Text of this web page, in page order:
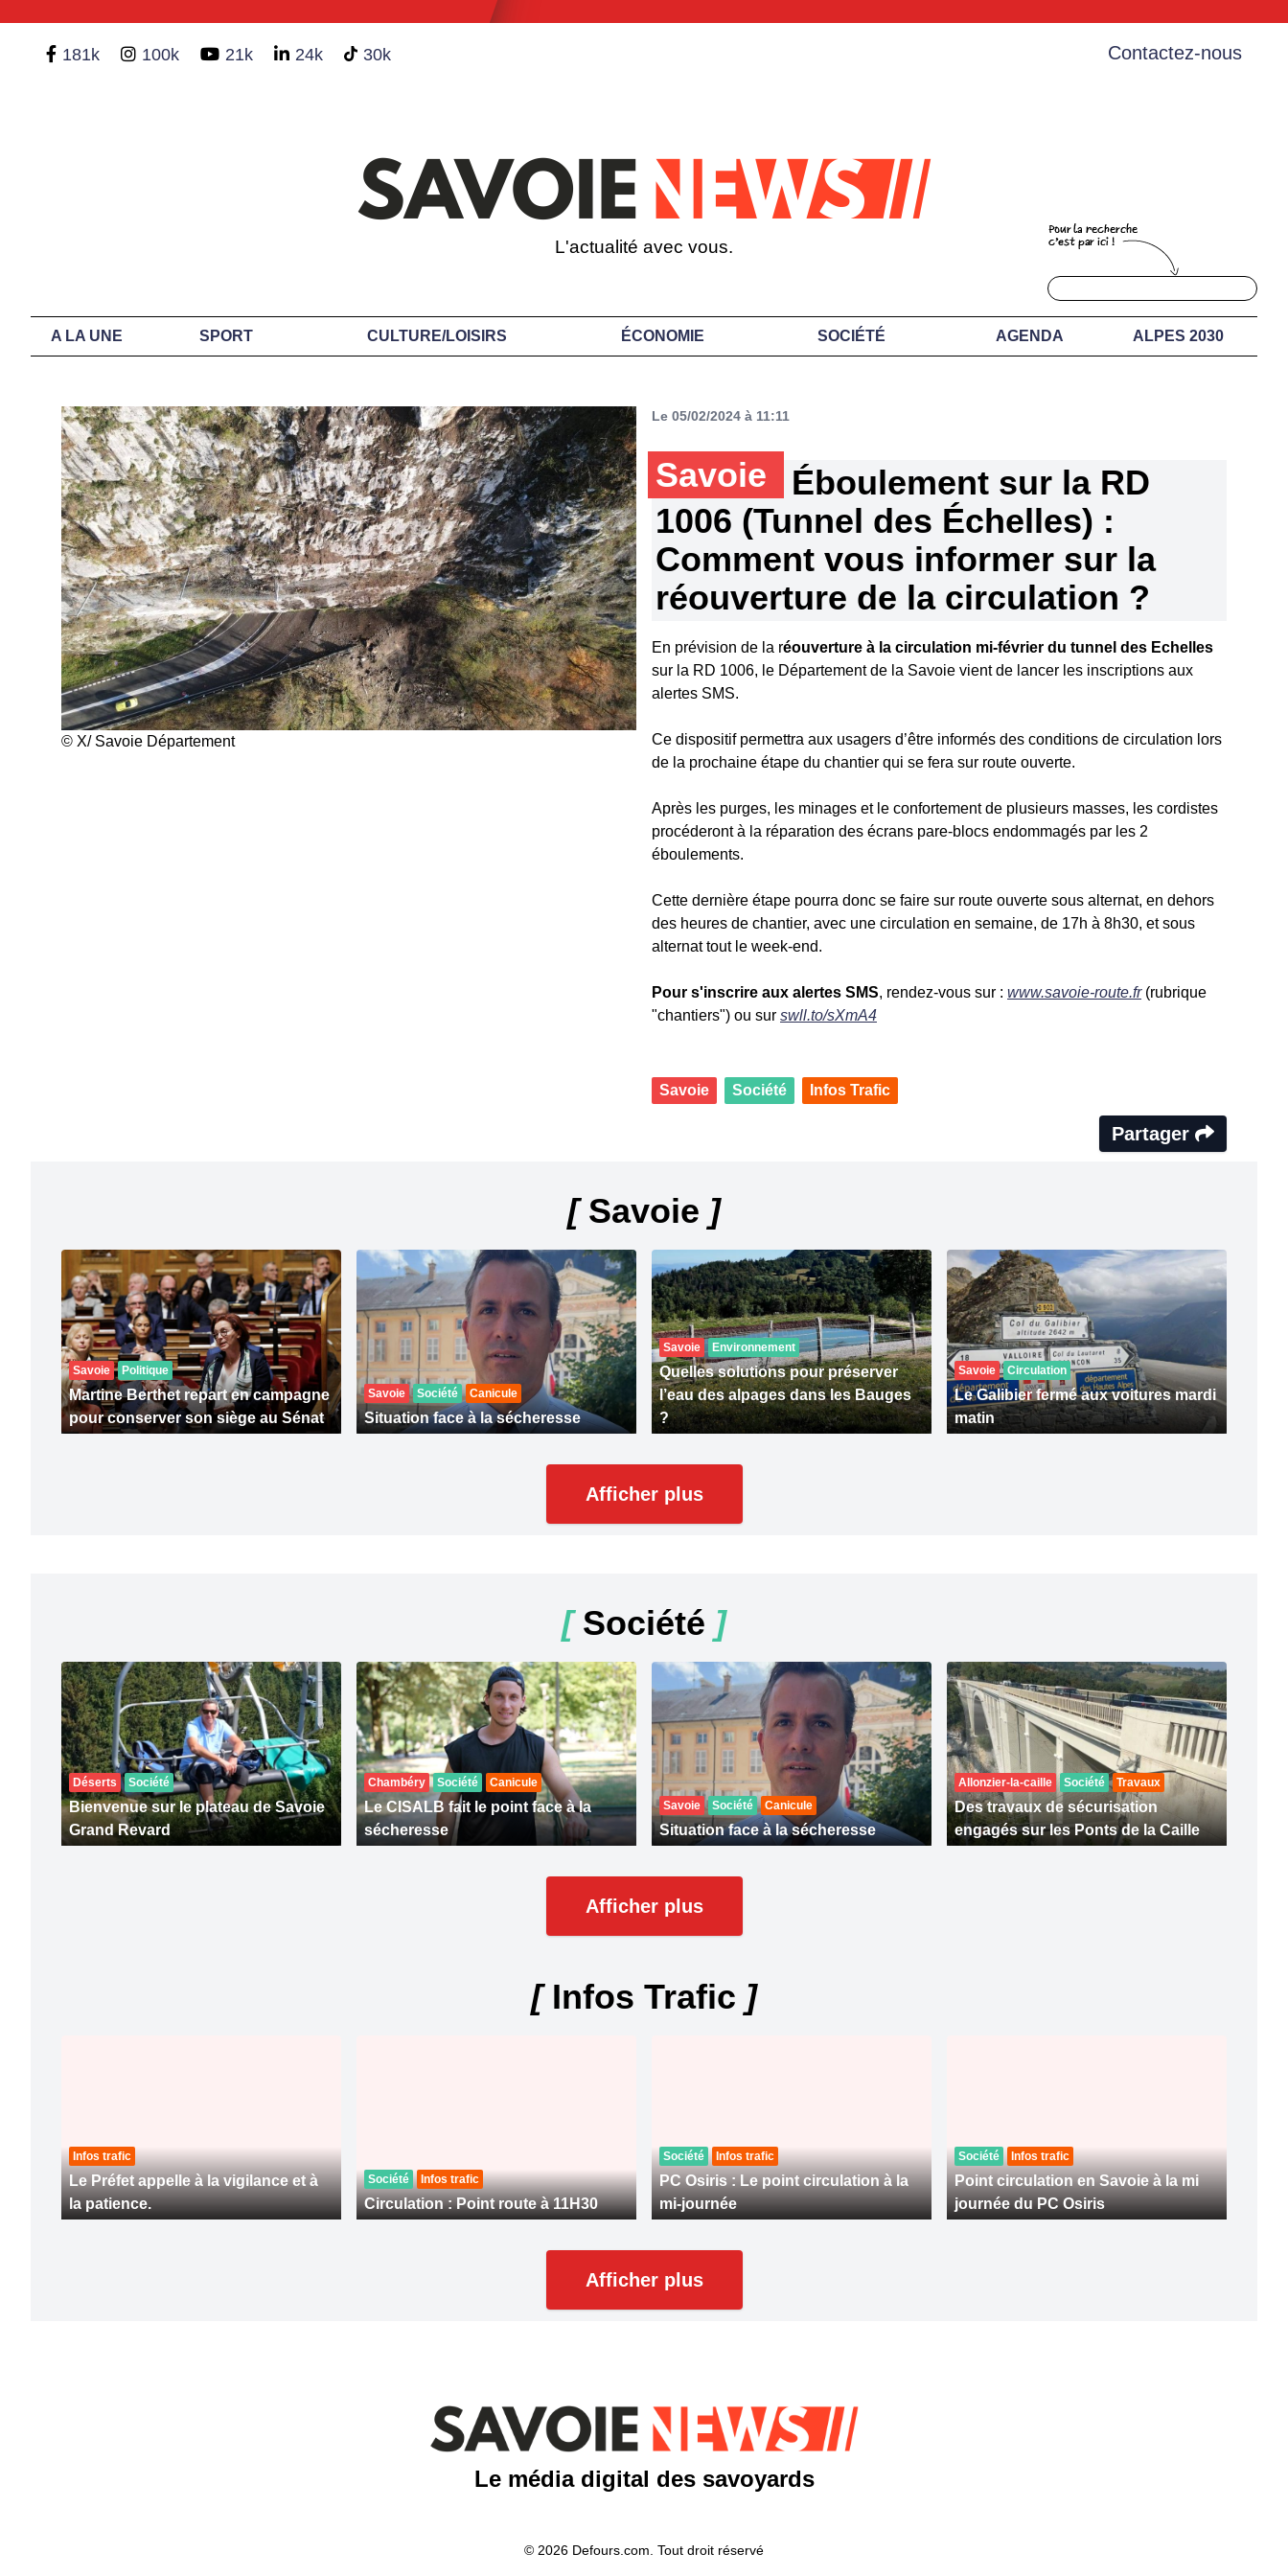
181k 100k 21k 24k 30k Contactez-nous
L'actualité avec vous.
A LA UNE SPORT CULTURE/LOISIRS ÉCONOMIE SOCIÉTÉ AGENDA ALPES 2030
© X/ Savoie Département
Le 05/02/2024 à 11:11
Savoie
Éboulement sur la RD
1006 (Tunnel des Échelles) :
Comment vous informer sur la
réouverture de la circulation ?
En prévision de la réouverture à la circulation mi-février du tunnel des Echelles
sur la RD 1006, le Département de la Savoie vient de lancer les inscriptions aux
alertes SMS.
Ce dispositif permettra aux usagers d’être informés des conditions de circulation lors
de la prochaine étape du chantier qui se fera sur route ouverte.
Après les purges, les minages et le confortement de plusieurs masses, les cordistes
procéderont à la réparation des écrans pare-blocs endommagés par les 2
éboulements.
Cette dernière étape pourra donc se faire sur route ouverte sous alternat, en dehors
des heures de chantier, avec une circulation en semaine, de 17h à 8h30, et sous
alternat tout le week-end.
Pour s'inscrire aux alertes SMS, rendez-vous sur : www.savoie-route.fr(rubrique
"chantiers") ou sur swll.to/sXmA4
Savoie Société Infos Trafic
Partager
[Savoie ]
Savoie Politique
Martine Berthet repart en campagne
pour conserver son siège au Sénat
Savoie Société Canicule
Situation face à la sécheresse
Savoie Environnement
Quelles solutions pour préserver
l’eau des alpages dans les Bauges
?
Savoie Circulation
Le Galibier fermé aux voitures mardi
matin
Afficher plus
[Société ]
Déserts Société
Bienvenue sur le plateau de Savoie
Grand Revard
Chambéry Société Canicule
Le CISALB fait le point face à la
sécheresse
Savoie Société Canicule
Situation face à la sécheresse
Allonzier-la-caille Société Travaux
Des travaux de sécurisation
engagés sur les Ponts de la Caille
Afficher plus
[Infos Trafic ]
Infos trafic
Le Préfet appelle à la vigilance et à
la patience.
Société Infos trafic
Circulation : Point route à 11H30
Société Infos trafic
PC Osiris : Le point circulation à la
mi-journée
Société Infos trafic
Point circulation en Savoie à la mi
journée du PC Osiris
Afficher plus
Le média digital des savoyards
© 2026 Defours.com. Tout droit réservé